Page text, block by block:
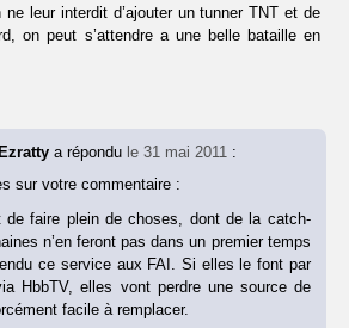
leur interdit d’ajouter un tunner TNT et de
on peut s’attendre a une belle bataille en
a répondu le 31 mai 2011 :
sur votre commentaire :
de faire plein de choses, dont de la catch-
n’en feront pas dans un premier temps
ce service aux FAI. Si elles le font par
HbbTV, elles vont perdre une source de
facile à remplacer.